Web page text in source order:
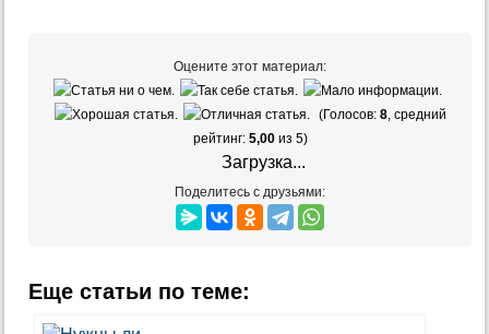
Оцените этот материал:
(Голосов: 8, средний
рейтинг: 5,00из 5)
Загрузка...
Поделитесь с друзьями:
Еще статьи по теме: